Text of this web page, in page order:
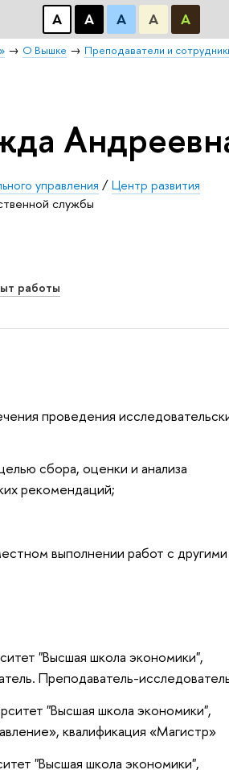
А А А А А
О Вышке Преподаватели и
управления /Центр развития
службы
работы
проведения
сбора, оценки и анализа
рекомендаций;
выполнении работ с другими
"Высшая школа экономики",
Преподаватель-
"Высшая школа экономики",
квалификация «Магистр»
"Высшая школа экономики",